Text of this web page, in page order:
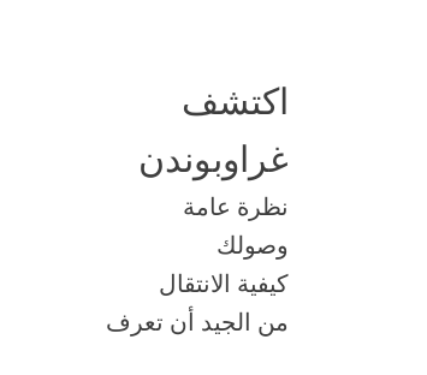
اكتشف
غراوبوندن
نظرة عامة
وصولك
كيفية الانتقال
من الجيد أن تعرف